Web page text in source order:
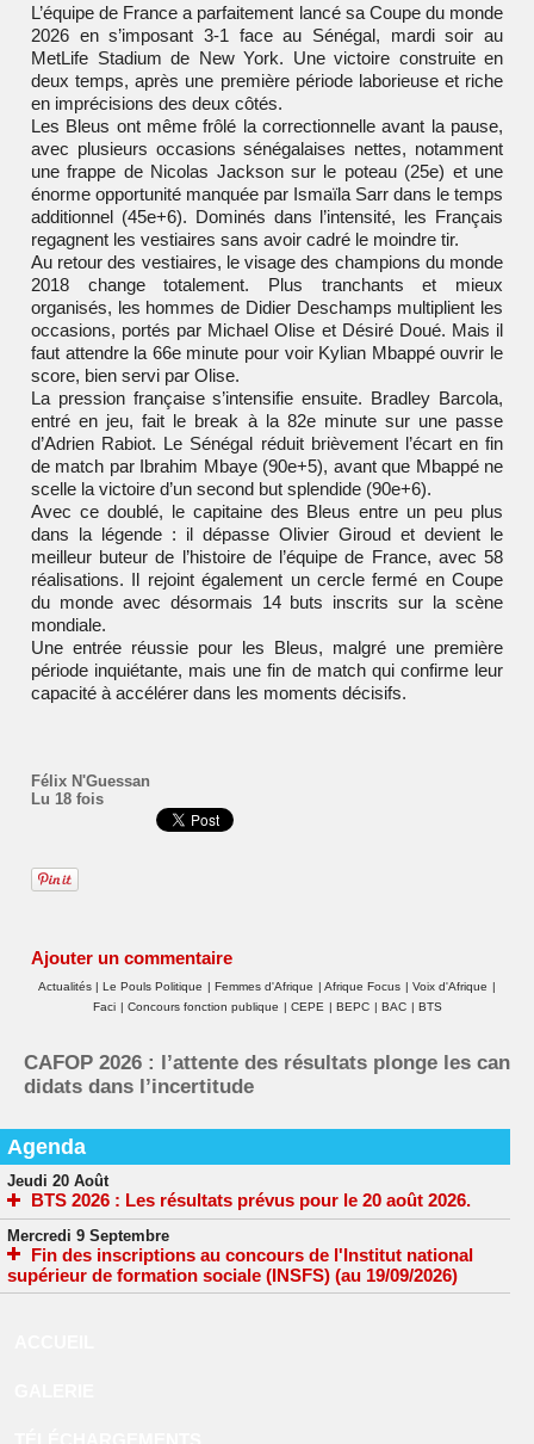
L’équipe de France a parfaitement lancé sa Coupe du monde
2026 en s’imposant 3-1 face au Sénégal, mardi soir au
MetLife Stadium de New York. Une victoire construite en
deux temps, après une première période laborieuse et riche
en imprécisions des deux côtés.
Les Bleus ont même frôlé la correctionnelle avant la pause,
avec plusieurs occasions sénégalaises nettes, notamment
une frappe de Nicolas Jackson sur le poteau (25e) et une
énorme opportunité manquée par Ismaïla Sarr dans le temps
additionnel (45e+6). Dominés dans l’intensité, les Français
regagnent les vestiaires sans avoir cadré le moindre tir.
Au retour des vestiaires, le visage des champions du monde
2018 change totalement. Plus tranchants et mieux
organisés, les hommes de Didier Deschamps multiplient les
occasions, portés par Michael Olise et Désiré Doué. Mais il
faut attendre la 66e minute pour voir Kylian Mbappé ouvrir le
score, bien servi par Olise.
La pression française s’intensifie ensuite. Bradley Barcola,
entré en jeu, fait le break à la 82e minute sur une passe
d’Adrien Rabiot. Le Sénégal réduit brièvement l’écart en fin
de match par Ibrahim Mbaye (90e+5), avant que Mbappé ne
scelle la victoire d’un second but splendide (90e+6).
Avec ce doublé, le capitaine des Bleus entre un peu plus
dans la légende : il dépasse Olivier Giroud et devient le
meilleur buteur de l’histoire de l’équipe de France, avec 58
réalisations. Il rejoint également un cercle fermé en Coupe
du monde avec désormais 14 buts inscrits sur la scène
mondiale.
Une entrée réussie pour les Bleus, malgré une première
période inquiétante, mais une fin de match qui confirme leur
capacité à accélérer dans les moments décisifs.
Félix N'Guessan
Lu 18 fois
Ajouter un commentaire
Actualités | Le Pouls Politique | Femmes d'Afrique | Afrique Focus | Voix d'Afrique |
Faci | Concours fonction publique | CEPE | BEPC | BAC | BTS
CAFOP 2026 : l’attente des résultats plonge les can
didats dans l’incertitude
Agenda
Jeudi 20 Août
BTS 2026 : Les résultats prévus pour le 20 août 2026.
Mercredi 9 Septembre
Fin des inscriptions au concours de l'Institut national
supérieur de formation sociale (INSFS) (au 19/09/2026)